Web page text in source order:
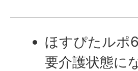
ほすぴたルポ
要介護状態に